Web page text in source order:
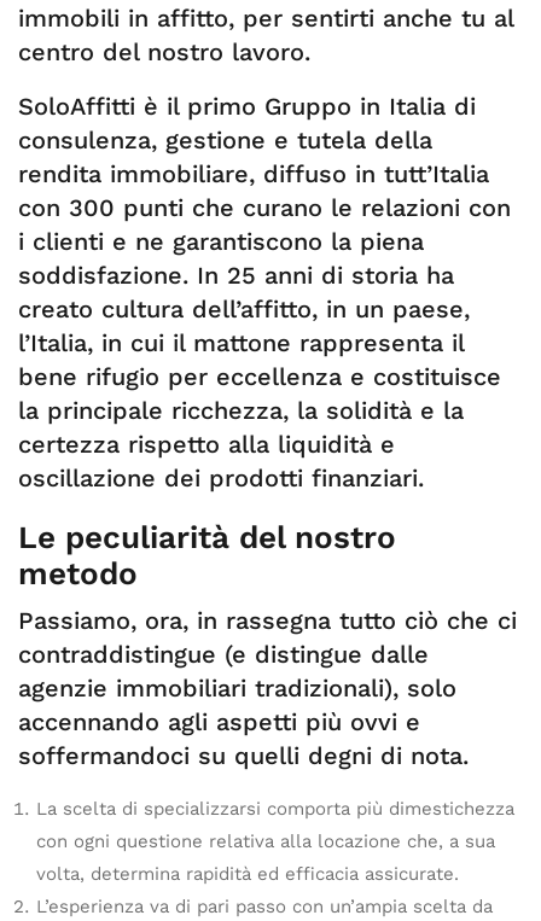
immobili in affitto, per sentirti anche tu al
centro del nostro lavoro.
SoloAffitti è il primo Gruppo in Italia di
consulenza, gestione e tutela della
rendita immobiliare, diffuso in tutt’Italia
con 300 punti che curano le relazioni con
i clienti e ne garantiscono la piena
soddisfazione. In 25 anni di storia ha
creato cultura dell’affitto, in un paese,
l’Italia, in cui il mattone rappresenta il
bene rifugio per eccellenza e costituisce
la principale ricchezza, la solidità e la
certezza rispetto alla liquidità e
oscillazione dei prodotti finanziari.
Le peculiarità del nostro
metodo
Passiamo, ora, in rassegna tutto ciò che ci
contraddistingue (e distingue dalle
agenzie immobiliari tradizionali), solo
accennando agli aspetti più ovvi e
soffermandoci su quelli degni di nota.
La scelta di specializzarsi comporta più dimestichezza
con ogni questione relativa alla locazione che, a sua
volta, determina rapidità ed efficacia assicurate.
L’esperienza va di pari passo con un’ampia scelta da